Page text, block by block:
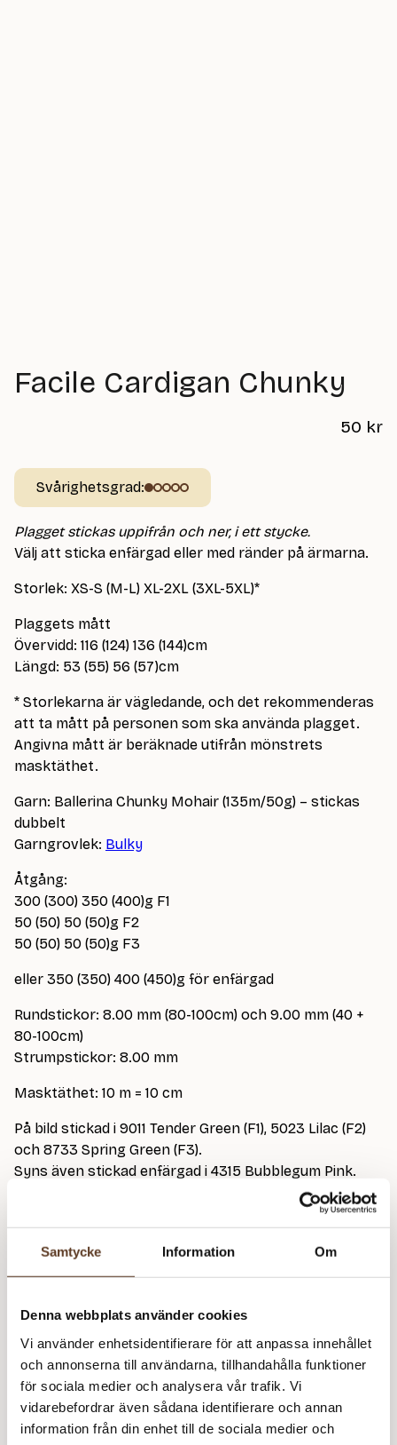
Samtycke Information Om
Denna webbplats använder cookies
Vi använder enhetsidentifierare för att anpassa innehållet
och annonserna till användarna, tillhandahålla funktioner
för sociala medier och analysera vår trafik. Vi
vidarebefordrar även sådana identifierare och annan
information från din enhet till de sociala medier och
Facile Cardigan Chunky
50 kr
Svårighetsgrad:
Plagget stickas uppifrån och ner, i ett stycke.
Välj att sticka enfärgad eller med ränder på ärmarna.
Storlek: XS-S (M-L) XL-2XL (3XL-5XL)*
Plaggets mått
Övervidd: 116 (124) 136 (144)cm
Längd: 53 (55) 56 (57)cm
* Storlekarna är vägledande, och det rekommenderas
att ta mått på personen som ska använda plagget.
Angivna mått är beräknade utifrån mönstrets
masktäthet.
Garn: Ballerina Chunky Mohair (135m/50g) – stickas
dubbelt
Garngrovlek: Bulky
Åtgång:
300 (300) 350 (400)g F1
50 (50) 50 (50)g F2
50 (50) 50 (50)g F3
eller 350 (350) 400 (450)g för enfärgad
Rundstickor: 8.00 mm (80-100cm) och 9.00 mm (40 +
80-100cm)
Strumpstickor: 8.00 mm
Masktäthet: 10 m = 10 cm
På bild stickad i 9011 Tender Green (F1), 5023 Lilac (F2)
och 8733 Spring Green (F3).
Syns även stickad enfärgad i 4315 Bubblegum Pink.
Sandnes Garn
Ballerina Chunky Mohair – 1012 Natural White (Lager: 21)